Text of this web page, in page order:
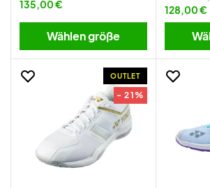
135,00 €
Wählen größe
128,00 €
OUTLET
- 21%